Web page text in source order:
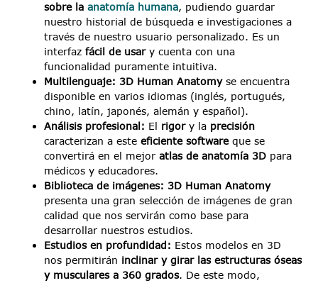
sobre laanatomía humana, pudiendo guardar
nuestro historial de búsqueda e investigaciones a
través de nuestro usuario personalizado. Es un
interfazfácil de usary cuenta con una
funcionalidad puramente intuitiva.
Multilenguaje: 3D Human Anatomyse encuentra
disponible en varios idiomas (inglés, portugués,
chino, latín, japonés, alemán y español).
Análisis profesional: El rigory la precisión
caracterizan a esteeficiente softwareque se
convertirá en el mejoratlas de anatomía 3D para
médicos y educadores.
Biblioteca de imágenes: 3D Human Anatomy
presenta una gran selección de imágenes de gran
calidad que nos servirán como base para
desarrollar nuestros estudios.
Estudios en profundidad: Estos modelos en 3D
nos permitirán inclinar y girar las estructuras óseas
y musculares a 360 grados. De este modo,